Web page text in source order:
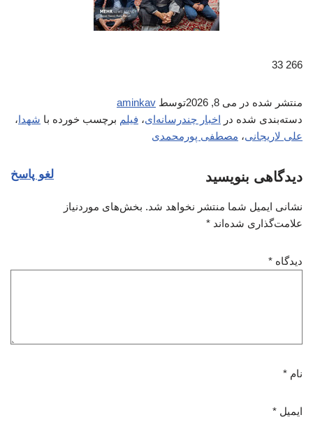
266 33
منتشر شده در می 8, 2026 توسط aminkav
دسته‌بندی شده در اخبار چندرسانه‌ای، فیلم برچسب خورده با شهدا،
علی لاریجانی، مصطفی پورمحمدی
دیدگاهی بنویسید لغو پاسخ
نشانی ایمیل شما منتشر نخواهد شد. بخش‌های موردنیاز
علامت‌گذاری شده‌اند *
دیدگاه *
نام *
ایمیل *